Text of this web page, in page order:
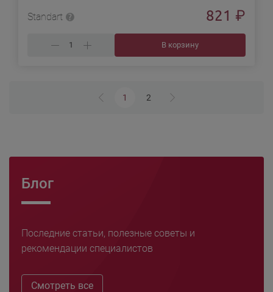
Standart 821 ₽
В корзину
1 2
Блог
Последние статьи, полезные советы и
рекомендации специалистов
Смотреть все